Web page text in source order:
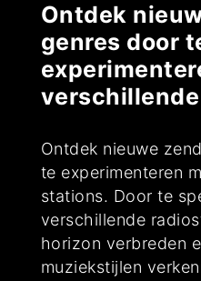
Ontdek
genres door
Ontdek nieuwe
te experimenteren
stations. Door te
verschillende
horizon verbreden
muziekstijlen